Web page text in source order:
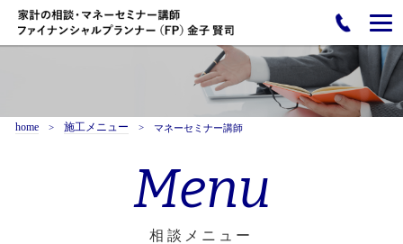
home 施工メニュー マネーセミナー講師
Menu
相談メニュー